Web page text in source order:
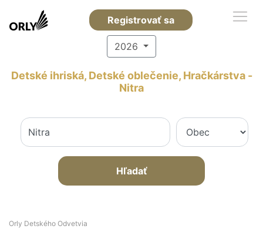
Registrovať sa
2026
Detské ihriská, Detské oblečenie, Hračkárstva -
Nitra
Hľadať
Orly Detského Odvetvia